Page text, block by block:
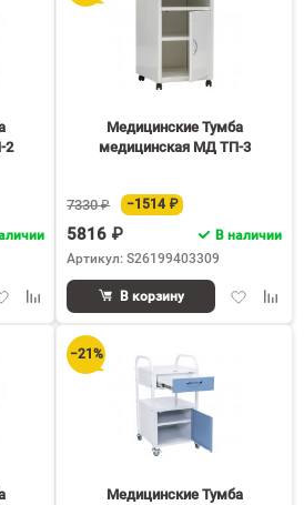
2
Добавить
сравнению
Медицинские Тумба
медицинская МД ТП-3
7330 ₽ −1514 ₽
5816 ₽
В наличии
Артикул: S26199403309
Добавить
В корзину
−21%
Медицинские Тумба